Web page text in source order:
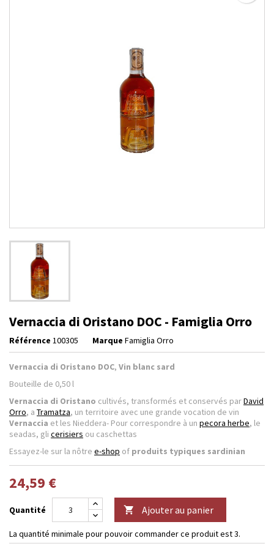
Vernaccia di Oristano DOC - Famiglia Orro
Référence 100305 Marque Famiglia Orro
Vernaccia di Oristano DOC, Vin blanc sard
Bouteille de 0,50 l
Vernaccia di Oristano cultivés, transformés et conservés parDavid
Orro, a Tramatza, un territoire avec une grande vocation de vin
Vernaccia et les Nieddera- Pour correspondre à un pecora herbe, le
seadas, gli cerisiers ou caschettas
Essayez-le sur la nôtre e-shop of produits typiques sardinian
24,59 €
Quantité  Ajouter au panier
La quantité minimale pour pouvoir commander ce produit est 3.